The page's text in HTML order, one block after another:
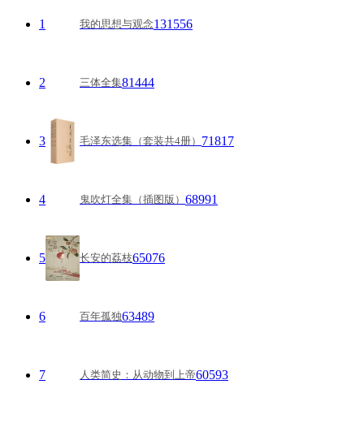
1 我的思想与观念131556
2 三体全集81444
3 毛泽东选集（套装共4册） 71817
4 鬼吹灯全集（插图版） 68991
5 长安的荔枝65076
6 百年孤独63489
7 人类简史：从动物到上帝60593